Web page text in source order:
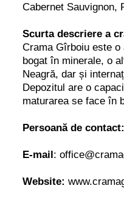
Cabernet Sauvignon,
Scurta descriere a
Crama Gîrboiu este
bogat în minerale, o
Neagră, dar și
Depozitul are o
maturarea se face în
Persoană de contact:
E-mail:
Website: